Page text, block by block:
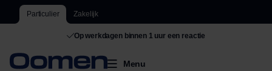
Particulier Zakelijk
De grootste van Nederland
Menu